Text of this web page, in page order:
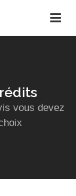
vous devez